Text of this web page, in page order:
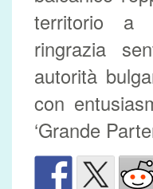
territorio a
ringrazia
autorità
con
‘Grande